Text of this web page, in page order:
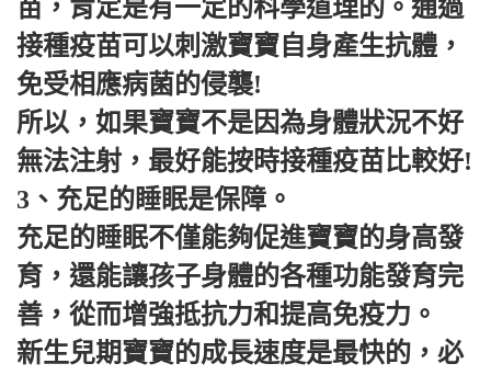
苗，肯定是有一定的科學道理的。通過
接種疫苗可以刺激寶寶自身產生抗體，
免受相應病菌的侵襲!
所以，如果寶寶不是因為身體狀況不好
無法注射，最好能按時接種疫苗比較好!
3、充足的睡眠是保障。
充足的睡眠不僅能夠促進寶寶的身高發
育，還能讓孩子身體的各種功能發育完
善，從而增強抵抗力和提高免疫力。
新生兒期寶寶的成長速度是最快的，必